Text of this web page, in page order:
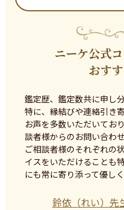
ニーケ公式
おす
鑑定歴、鑑定数共に申し
特に、縁結びや連絡引き
お声を多数いただいてお
談者様からのお問い合わ
ご相談者様のそれぞれの
イスをいただけることも
にも常に寄り添って優し
鈴依（れい） 先